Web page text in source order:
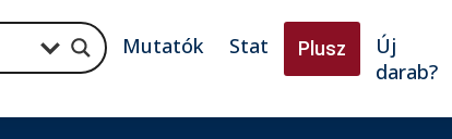
Mutatók Stat Plusz
Új
darab?